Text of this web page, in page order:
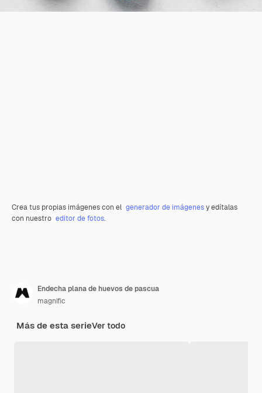
Crea tus propias imágenes con el generador de imágenesy edítalas
con nuestro editor de fotos.
Endecha plana de huevos de pascua
magnific
Más de esta serieVer todo